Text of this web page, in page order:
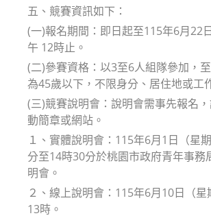
五、競賽資訊如下：
(一)報名期間：即日起至115年6月22
午 12時止。
(二)參賽資格：以3至6人組隊參加，
為45歲以下，不限身分、居住地或工
(三)競賽說明會：說明會需事先報名
動簡章或網站。
１、實體說明會：115年6月1日（星
分至14時30分於桃園市政府青年事務
明會。
２、線上說明會：115年6月10日（
13時。